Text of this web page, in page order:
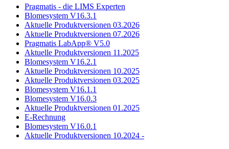
Pragmatis - die LIMS Experten
Blomesystem V16.3.1
Aktuelle Produktversionen 03.2026
Aktuelle Produktversionen 07.2026
Pragmatis LabApp® V5.0
Aktuelle Produktversionen 11.2025
Blomesystem V16.2.1
Aktuelle Produktversionen 10.2025
Aktuelle Produktversionen 03.2025
Blomesystem V16.1.1
Blomesystem V16.0.3
Aktuelle Produktversionen 01.2025
E-Rechnung
Blomesystem V16.0.1
Aktuelle Produktversionen 10.2024 -